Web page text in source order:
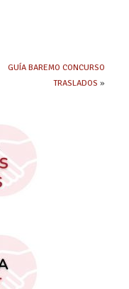
GUÍA BAREMO CONCURSO
TRASLADOS »